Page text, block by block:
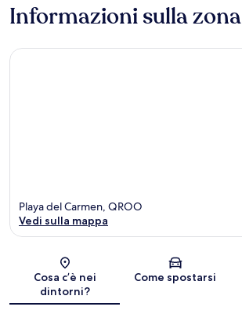
Informazioni sulla zona
Mappa
Playa del Carmen, QROO
Vedi sulla mappa
Cosa c’è nei
dintorni?
Come spostarsi